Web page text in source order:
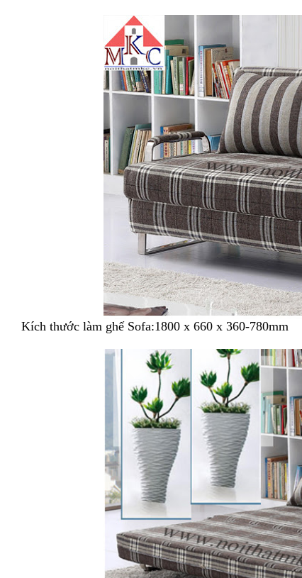
Kích thước làm ghế Sofa:1800 x 660 x 360-780mm